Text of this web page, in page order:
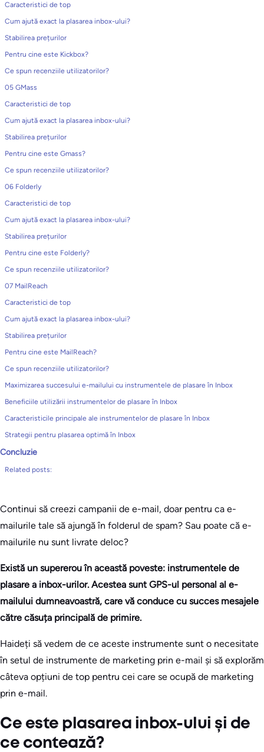
Caracteristici de top
Cum ajută exact la plasarea inbox-ului?
Stabilirea prețurilor
Pentru cine este Kickbox?
Ce spun recenziile utilizatorilor?
05 GMass
Caracteristici de top
Cum ajută exact la plasarea inbox-ului?
Stabilirea prețurilor
Pentru cine este Gmass?
Ce spun recenziile utilizatorilor?
06 Folderly
Caracteristici de top
Cum ajută exact la plasarea inbox-ului?
Stabilirea prețurilor
Pentru cine este Folderly?
Ce spun recenziile utilizatorilor?
07 MailReach
Caracteristici de top
Cum ajută exact la plasarea inbox-ului?
Stabilirea prețurilor
Pentru cine este MailReach?
Ce spun recenziile utilizatorilor?
Maximizarea succesului e-mailului cu instrumentele de plasare în Inbox
Beneficiile utilizării instrumentelor de plasare în Inbox
Caracteristicile principale ale instrumentelor de plasare în Inbox
Strategii pentru plasarea optimă în Inbox
Concluzie
Related posts:
Continui să creezi campanii de e-mail, doar pentru ca e-
mailurile tale să ajungă în folderul de spam? Sau poate că e-
mailurile nu sunt livrate deloc?
Există un supererou în această poveste: instrumentele de
plasare a inbox-urilor. Acestea sunt GPS-ul personal al e-
mailului dumneavoastră, care vă conduce cu succes mesajele
către căsuța principală de primire.
Haideți să vedem de ce aceste instrumente sunt o necesitate
în setul de instrumente de marketing prin e-mail și să explorăm
câteva opțiuni de top pentru cei care se ocupă de marketing
prin e-mail.
Ce este plasarea inbox-ului și de
ce contează?